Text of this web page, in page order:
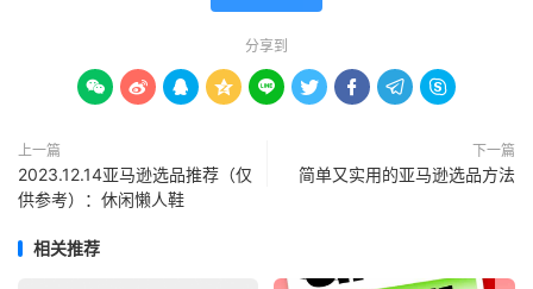
分享到
        
上一篇
2023.12.14亚马逊选品推荐（仅
供参考）：休闲懒人鞋
下一篇
简单又实用的亚马逊选品方法
相关推荐